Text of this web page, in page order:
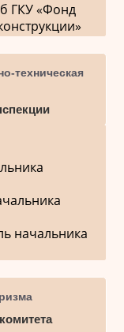
ГКУ «Фонд
техническая
начальника